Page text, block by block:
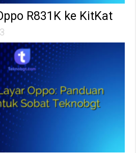
R831K ke KitKat